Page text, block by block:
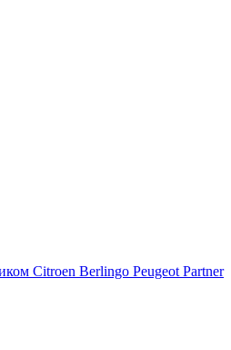
Citroen Berlingo Peugeot Partner